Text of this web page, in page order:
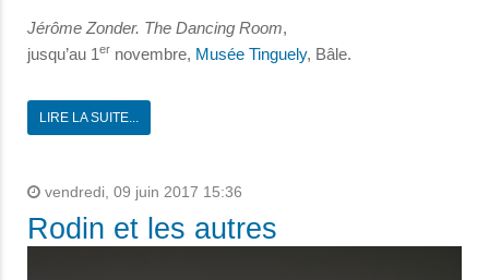
Jérôme Zonder. The Dancing Room,
jusqu’au 1er novembre, Musée Tinguely, Bâle.
LIRE LA SUITE...
vendredi, 09 juin 2017 15:36
Rodin et les autres